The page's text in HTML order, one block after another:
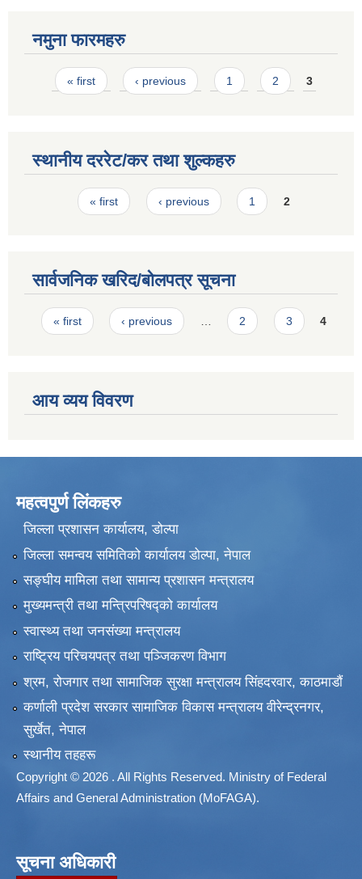
नमुना फारमहरु
Pages
« first ‹ previous 1 2 3
स्थानीय दररेट/कर तथा शुल्कहरु
Pages« first ‹ previous 1 2
सार्वजनिक खरिद/बोलपत्र सूचना
Pages
« first ‹ previous … 2 3 4
आय व्यय विवरण
महत्वपुर्ण लिंकहरु
जिल्ला प्रशासन कार्यालय, डोल्पा
जिल्ला समन्वय समितिको कार्यालय डोल्पा, नेपाल
सङ्‍घीय मामिला तथा सामान्य प्रशासन मन्त्रालय
मुख्यमन्त्री तथा मन्त्रिपरिषद्को कार्यालय
स्वास्थ्य तथा जनसंख्या मन्त्रालय
राष्ट्रिय परिचयपत्र तथा पञ्जिकरण विभाग
श्रम, रोजगार तथा सामाजिक सुरक्षा मन्त्रालय सिंहदरवार, काठमाडाैं
कर्णाली प्रदेश सरकार सामाजिक विकास मन्त्रालय वीरेन्द्रनगर,
सुर्खेत, नेपाल
स्थानीय तहहरू
Copyright © 2026 . All Rights Reserved. Ministry of Federal
Affairs and General Administration (MoFAGA).
सूचना अधिकारी